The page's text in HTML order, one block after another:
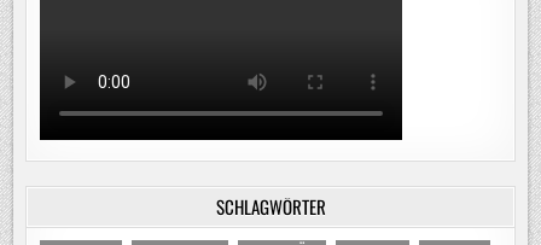
SCHLAGWÖRTER